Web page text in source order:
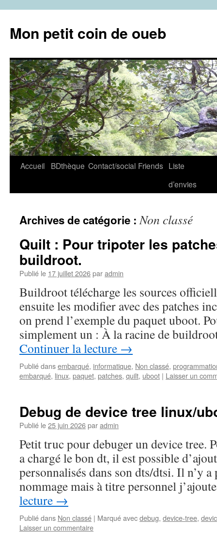
contenu
Mon petit coin de oueb
Accueil BDthèque Contact/social Friends Liste
d’envies
Archives de catégorie :Non classé
Quilt : Pour tripoter les
buildroot.
Publié le 17 juillet 2026paradmin
Buildroot télécharge les sources
ensuite les modifier avec des patches
on prend l’exemple du paquet uboot.
simplement un : À la racine de
Continuer la lecture →
Publié dansembarqué, informatique, Non classé,
embarqué, linux, paquet, patches, quilt, uboot | Laisser un
Debug de device tree linux/
Publié le25 juin 2026paradmin
Petit truc pour debuger un device tree.
a chargé le bon dt, il est possible
personnalisés dans son dts/dtsi. Il n’y a
nommage mais à titre personnel
lecture →
Publié dans Non classé | Marqué avecdebug, device-tree,
Laisser un commentaire